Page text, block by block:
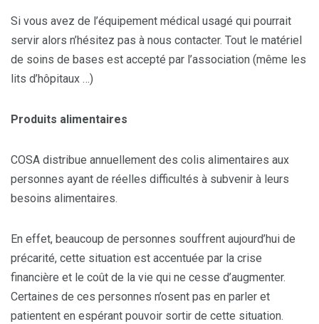
Si vous avez de l’équipement médical usagé qui pourrait
servir alors n’hésitez pas à nous contacter. Tout le matériel
de soins de bases est accepté par l’association (même les
lits d’hôpitaux …)
Produits alimentaires
COSA distribue annuellement des colis alimentaires aux
personnes ayant de réelles difficultés à subvenir à leurs
besoins alimentaires.
En effet, beaucoup de personnes souffrent aujourd’hui de
précarité, cette situation est accentuée par la crise
financière et le coût de la vie qui ne cesse d’augmenter.
Certaines de ces personnes n’osent pas en parler et
patientent en espérant pouvoir sortir de cette situation.